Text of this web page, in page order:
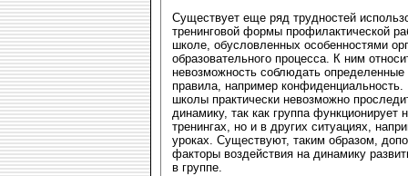
Существует еще ряд трудностей
тренинговой формы профилактической
школе, обусловленных особенностями
образовательного процесса. К ним
невозможность соблюдать определенные
правила, например конфиденциальность.
школы практически невозможно
динамику, так как группа функционирует
тренингах, но и в других ситуациях,
уроках. Существуют, таким образом,
факторы воздействия на динамику
в группе.